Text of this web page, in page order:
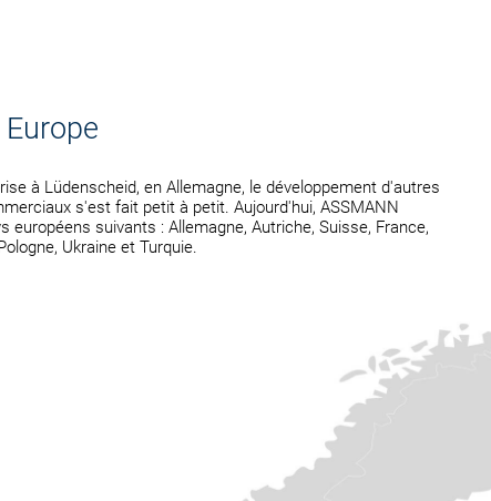
à Lüdenscheid, en Allemagne, le développement d'autres
s'est fait petit à petit. Aujourd'hui, ASSMANN
européens suivants : Allemagne, Autriche, Suisse, France,
Ukraine et Turquie.